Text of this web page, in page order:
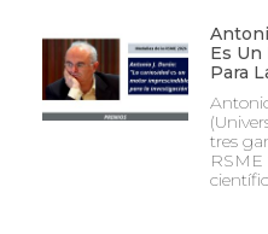
Es
Para
tres